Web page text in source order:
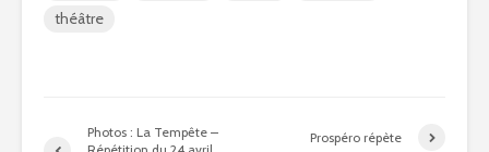
théâtre
Photos : La Tempête –
Prospéro répète